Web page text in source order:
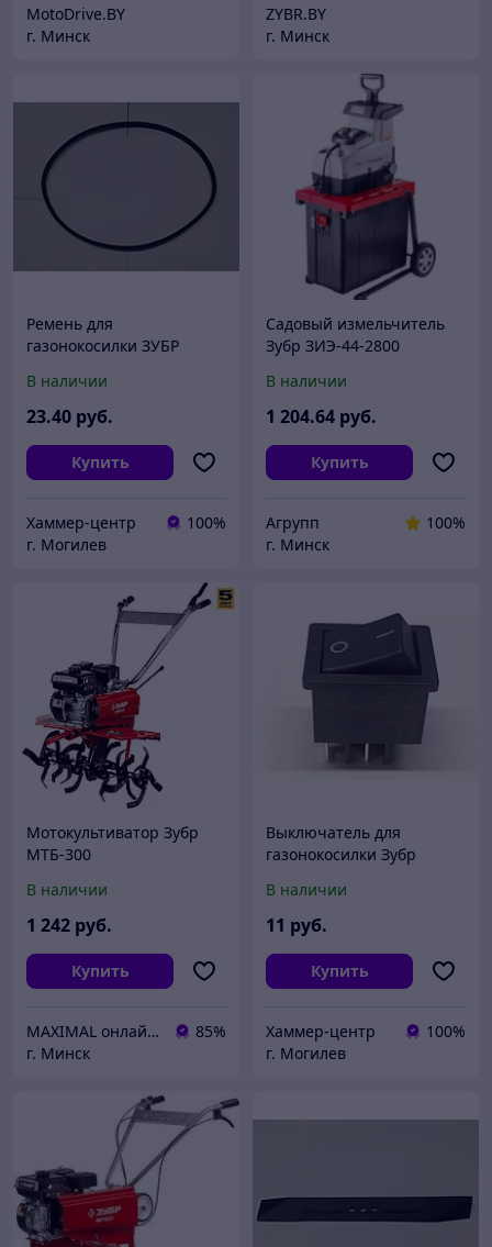
MotoDrive.BY
г. Минск
ZYBR.BY
г. Минск
Ремень для
газонокосилки ЗУБР
В наличии
23.40 руб.
Купить
Хаммер-центр
100%
г. Могилев
Садовый измельчитель
Зубр ЗИЭ-44-2800
В наличии
1 204.64 руб.
Купить
Агрупп
100%
г. Минск
Мотокультиватор Зубр
МТБ-300
В наличии
1 242 руб.
Купить
MAXIMAL онлайн-магазин
85%
г. Минск
Выключатель для
газонокосилки Зубр
В наличии
11 руб.
Купить
Хаммер-центр
100%
г. Могилев